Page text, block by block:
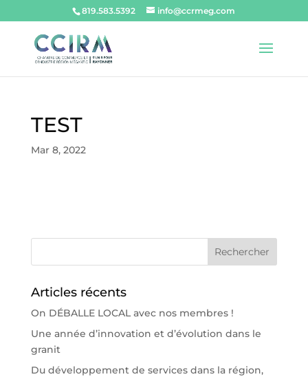
819.583.5392 info@ccrmeg.com
TEST
Mar 8, 2022
Articles récents
On DÉBALLE LOCAL avec nos membres !
Une année d’innovation et d’évolution dans le
granit
Du développement de services dans la région,